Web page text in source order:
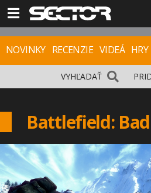
NOVINKY RECENZIE VIDEÁ HRY
VYHĽADAŤ
Battlefield: